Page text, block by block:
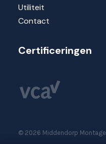
Utiliteit
Contact
Certificeringen
© 2026 Middendorp Montage